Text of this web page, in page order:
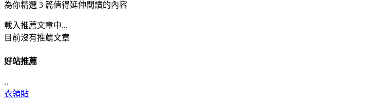
為你精選 3 篇值得延伸閱讀的內容
載入推薦文章中...
目前沒有推薦文章
好站推薦
..
衣領貼